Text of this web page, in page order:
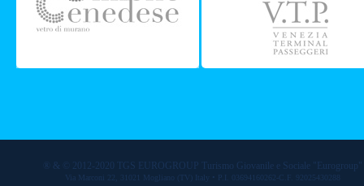
® & © 2012-2020 TGS EUROGROUP Turismo Giovanile e Sociale "Eurogroup"
Via Marconi 22, 31021 Mogliano (TV) Italy • P.I. 03694160262-C.F. 92025430288